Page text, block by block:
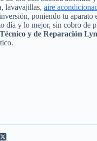
lavavajillas, aire
poniendo tu
día y lo mejor, sin cobro
y de Reparación